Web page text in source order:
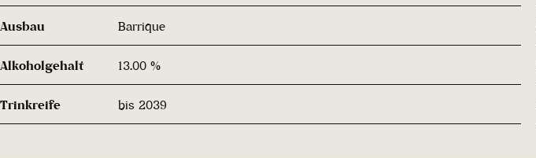
Ausbau Barrique
Alkoholgehalt 13.00 %
Trinkreife bis 2039